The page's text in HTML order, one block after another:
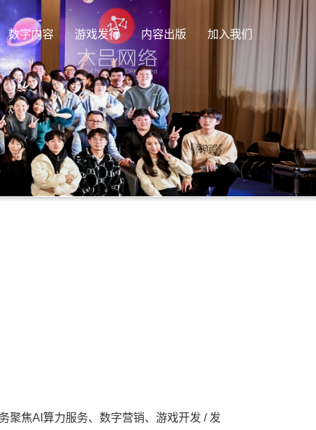
数字内容 游戏发行 内容出版 加入我们
聚焦AI算力服务、数字营销、游戏开发 / 发